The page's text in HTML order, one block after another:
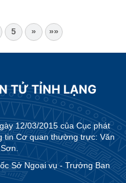
5 » »»
TỬ TỈNH LẠNG
12/03/2015 của Cục phát
tin Cơ quan thường trực: Văn
Sở Ngoại vụ - Trưởng Ban